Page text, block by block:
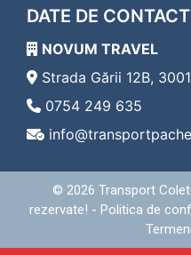
Transport Colete
Transport Colete
Transport Colete
Transport Colete
Transport Colete
Transport Colete
Transport Colete
Transport Colete
Transport Colete
Transport Colete
DATE DE CONTACT
NOVUM TRAVEL
Strada Gării 12B,
0754 249 635
© 2026 Transport
rezervate! - Politica de